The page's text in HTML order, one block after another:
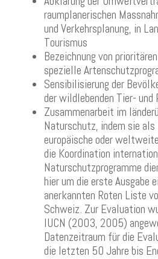
raumplanerischen
und Verkehrsplanung, in
Tourismus
Bezeichnung von
spezielle
Sensibilisierung der
der wildlebenden Tier-
Zusammenarbeit im
Naturschutz, indem sie
europäische oder
die Koordination
Naturschutzprogramme
hier um die erste Ausgabe
anerkannten Roten Liste
Schweiz. Zur Evaluation
IUCN (2003, 2005)
Datenzeitraum für die
die letzten 50 Jahre bis